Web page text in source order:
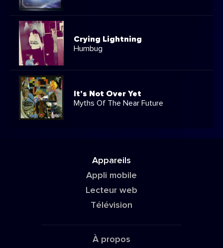
Crying Lightning
Humbug
It's Not Over Yet
Myths Of The Near Future
Appareils
Appli mobile
Lecteur web
Télévision
À propos